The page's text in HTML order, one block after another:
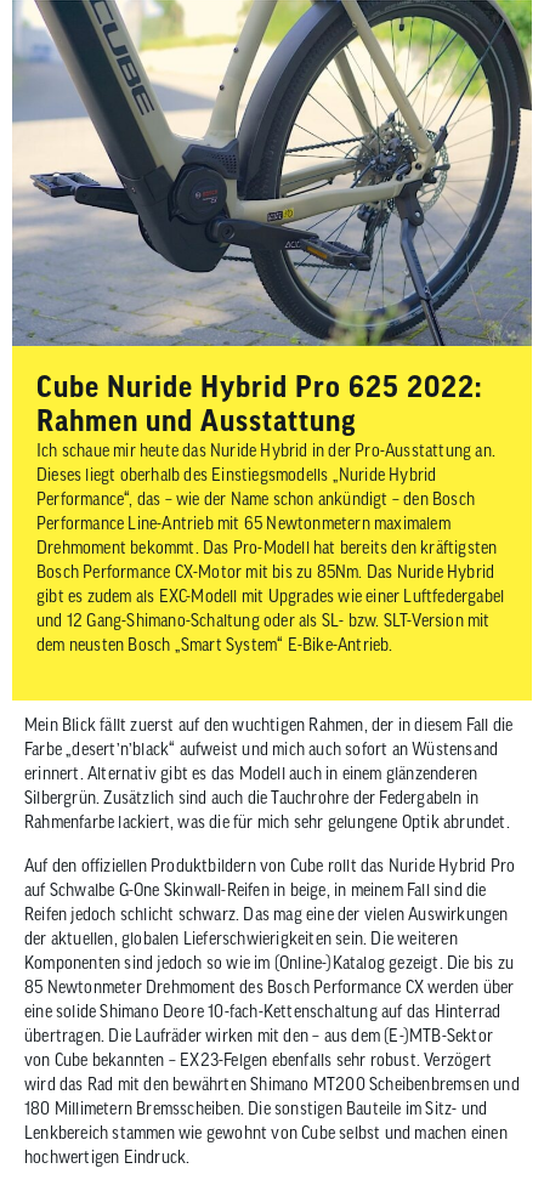
Cube Nuride Hybrid Pro 625 2022:
Rahmen und Ausstattung
Ich schaue mir heute das Nuride Hybrid in der Pro-Ausstattung an.
Dieses liegt oberhalb des Einstiegsmodells „Nuride Hybrid
Performance“, das – wie der Name schon ankündigt – den Bosch
Performance Line-Antrieb mit 65 Newtonmetern maximalem
Drehmoment bekommt. Das Pro-Modell hat bereits den kräftigsten
Bosch Performance CX-Motor mit bis zu 85Nm. Das Nuride Hybrid
gibt es zudem als EXC-Modell mit Upgrades wie einer Luftfedergabel
und 12 Gang-Shimano-Schaltung oder als SL- bzw. SLT-Version mit
dem neusten Bosch „Smart System“ E-Bike-Antrieb.
Mein Blick fällt zuerst auf den wuchtigen Rahmen, der in diesem Fall die
Farbe „desert’n’black“ aufweist und mich auch sofort an Wüstensand
erinnert. Alternativ gibt es das Modell auch in einem glänzenderen
Silbergrün. Zusätzlich sind auch die Tauchrohre der Federgabeln in
Rahmenfarbe lackiert, was die für mich sehr gelungene Optik abrundet.
Auf den offiziellen Produktbildern von Cube rollt das Nuride Hybrid Pro
auf Schwalbe G-One Skinwall-Reifen in beige, in meinem Fall sind die
Reifen jedoch schlicht schwarz. Das mag eine der vielen Auswirkungen
der aktuellen, globalen Lieferschwierigkeiten sein. Die weiteren
Komponenten sind jedoch so wie im (Online-)Katalog gezeigt. Die bis zu
85 Newtonmeter Drehmoment des Bosch Performance CX werden über
eine solide Shimano Deore 10-fach-Kettenschaltung auf das Hinterrad
übertragen. Die Laufräder wirken mit den – aus dem (E-)MTB-Sektor
von Cube bekannten – EX23-Felgen ebenfalls sehr robust. Verzögert
wird das Rad mit den bewährten Shimano MT200 Scheibenbremsen und
180 Millimetern Bremsscheiben. Die sonstigen Bauteile im Sitz- und
Lenkbereich stammen wie gewohnt von Cube selbst und machen einen
hochwertigen Eindruck.